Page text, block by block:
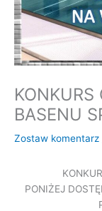
BASENU
Zostaw komentarz
PONIŻEJ